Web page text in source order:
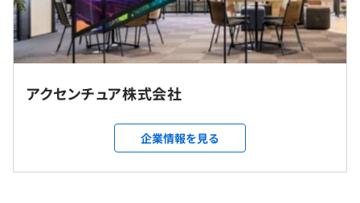
東京、大阪
フレックスタイム制度 （コアタイムなし）
1日の標準勤務時間 8時間00分
標準勤務時間帯9:00～18:00"
休憩時間：休憩60分
平均残業時間：1日平均1時間程度 ※管理職未満
アクセンチュア株式会社
企業情報を見る